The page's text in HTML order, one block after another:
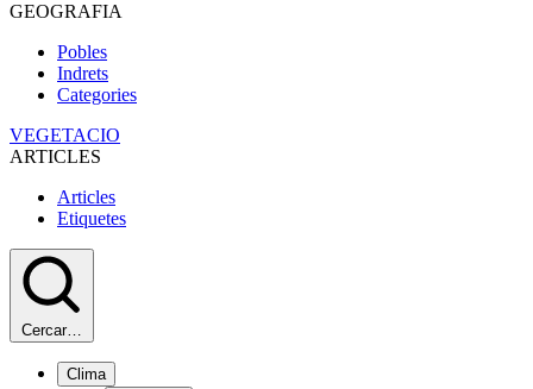
GEOGRAFIA
Pobles
Indrets
Categories
VEGETACIO
ARTICLES
Articles
Etiquetes
Cercar…
Clima